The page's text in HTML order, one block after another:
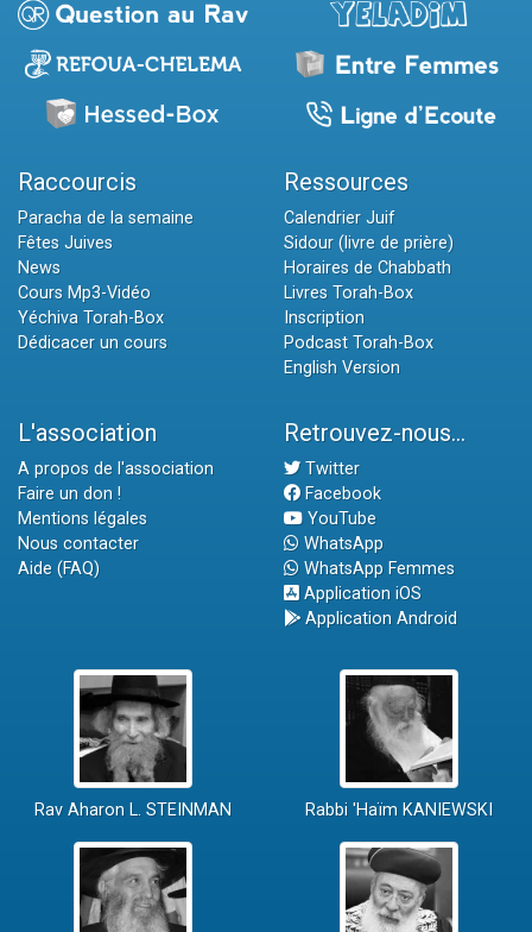
Raccourcis
Paracha de la semaine
Fêtes Juives
News
Cours Mp3-Vidéo
Yéchiva Torah-Box
Dédicacer un cours
Ressources
Calendrier Juif
Sidour (livre de prière)
Horaires de Chabbath
Livres Torah-Box
Inscription
Podcast Torah-Box
English Version
L'association
A propos de l'association
Faire un don !
Mentions légales
Nous contacter
Aide (FAQ)
Retrouvez-nous...
Twitter
Facebook
YouTube
WhatsApp
WhatsApp Femmes
Application iOS
Application Android
Rav Aharon L. STEINMAN Rabbi 'Haïm KANIEWSKI